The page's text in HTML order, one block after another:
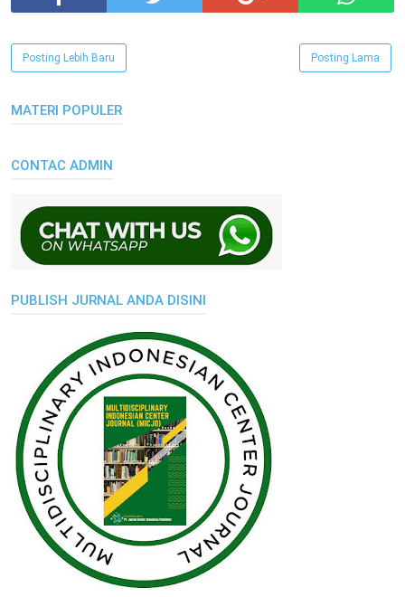
Posting Lebih Baru Posting Lama
MATERI POPULER
CONTAC ADMIN
PUBLISH JURNAL ANDA DISINI